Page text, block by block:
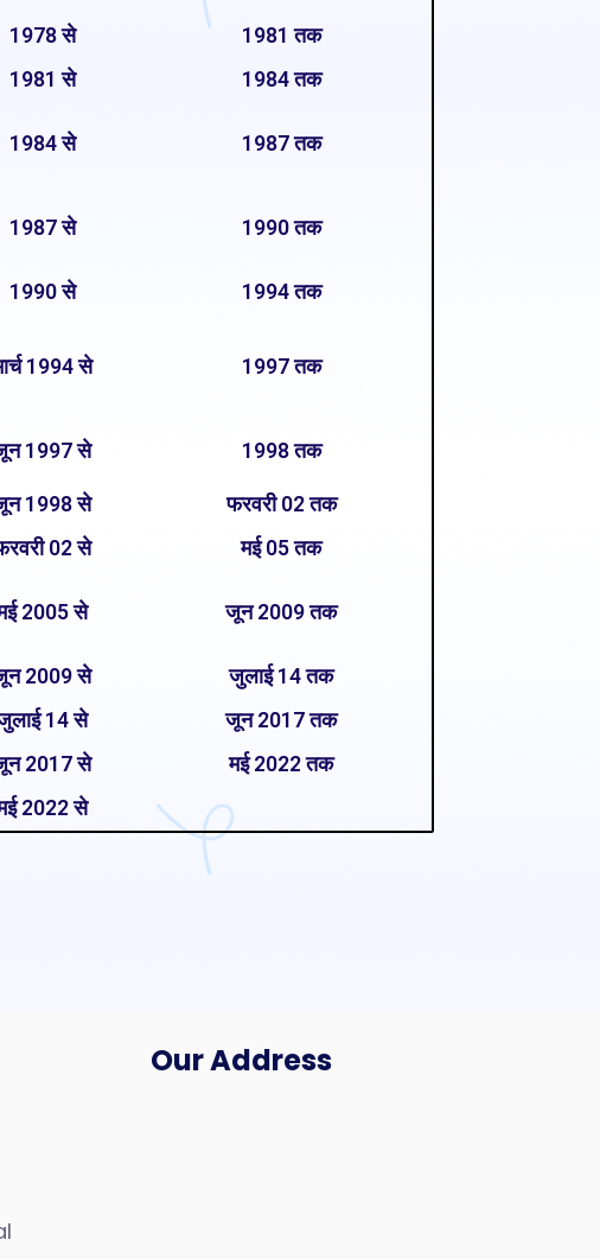
1978 से
1981 तक
1981 से 1984 तक
1984 से 1987 तक
1987 से 1990 तक
1990 से 1994 तक
1994 से 1997 तक
1997 से 1998 तक
1998 से
फरवरी 02 तक
02 से मई 05 तक
2005 से जून 2009 तक
2009 से
जुलाई 14 तक
14 से
जून 2017 तक
2017 से
मई 2022 तक
2022 से
Our Address